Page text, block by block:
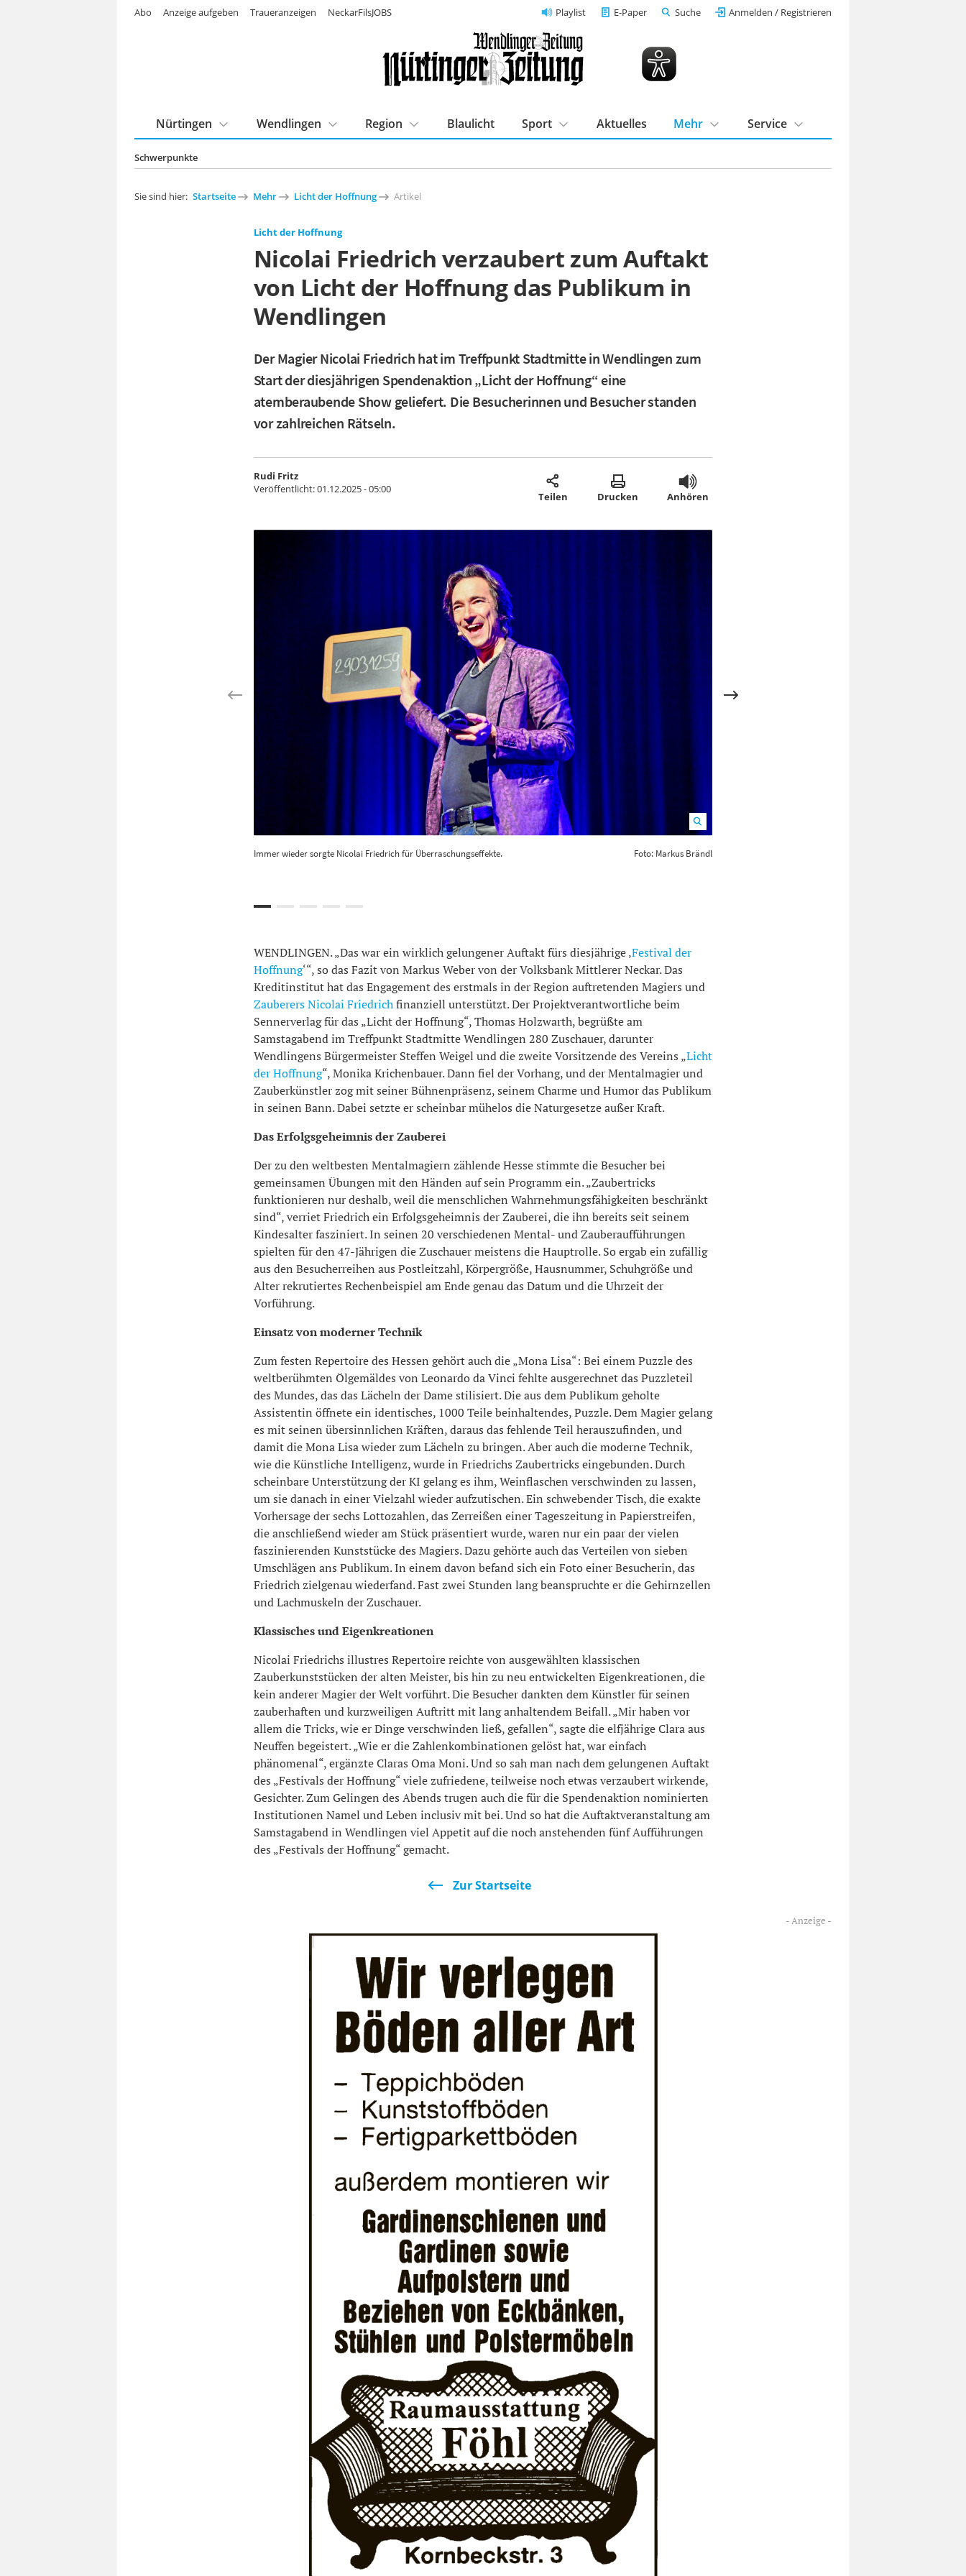
Playlist E-Paper Suche Anmelden / Registrieren
Schwerpunkte
Nürtingen Wendlingen Region Blaulicht Sport Aktuelles Mehr Service
Abo Anzeige aufgeben Traueranzeigen NeckarFilsJOBS
Sie sind hier: Startseite Mehr Licht der Hoffnung Artikel
Licht der Hoffnung
Nicolai Friedrich verzaubert zum Auftakt
von Licht der Hoffnung das Publikum in
Wendlingen
Der Magier Nicolai Friedrich hat im Treffpunkt Stadtmitte in Wendlingen zum
Start der diesjährigen Spendenaktion „Licht der Hoffnung“ eine
atemberaubende Show geliefert. Die Besucherinnen und Besucher standen
vor zahlreichen Rätseln.
Rudi Fritz
Veröffentlicht:01.12.2025 - 05:00
Teilen Drucken Anhören
Immer wieder sorgte Nicolai Friedrich für Überraschungseffekte. Foto: Markus Brändl
WENDLINGEN. „Das war ein wirklich gelungener Auftakt fürs diesjährige ‚Festival der
Hoffnung‘“, so das Fazit von Markus Weber von der Volksbank Mittlerer Neckar. Das
Kreditinstitut hat das Engagement des erstmals in der Region auftretenden Magiers und
Zauberers Nicolai Friedrichfinanziell unterstützt. Der Projektverantwortliche beim
Sennerverlag für das „Licht der Hoffnung“, Thomas Holzwarth, begrüßte am
Samstagabend im Treffpunkt Stadtmitte Wendlingen 280 Zuschauer, darunter
Wendlingens Bürgermeister Steffen Weigel und die zweite Vorsitzende des Vereins „Licht
der Hoffnung“, Monika Krichenbauer. Dann fiel der Vorhang, und der Mentalmagier und
Zauberkünstler zog mit seiner Bühnenpräsenz, seinem Charme und Humor das Publikum
in seinen Bann. Dabei setzte er scheinbar mühelos die Naturgesetze außer Kraft.
Das Erfolgsgeheimnis der Zauberei
Der zu den weltbesten Mentalmagiern zählende Hesse stimmte die Besucher bei
gemeinsamen Übungen mit den Händen auf sein Programm ein. „Zaubertricks
funktionieren nur deshalb, weil die menschlichen Wahrnehmungsfähigkeiten beschränkt
sind“, verriet Friedrich ein Erfolgsgeheimnis der Zauberei, die ihn bereits seit seinem
Kindesalter fasziniert. In seinen 20 verschiedenen Mental- und Zauberaufführungen
spielten für den 47-Jährigen die Zuschauer meistens die Hauptrolle. So ergab ein zufällig
aus den Besucherreihen aus Postleitzahl, Körpergröße, Hausnummer, Schuhgröße und
Alter rekrutiertes Rechenbeispiel am Ende genau das Datum und die Uhrzeit der
Vorführung.
Einsatz von moderner Technik
Zum festen Repertoire des Hessen gehört auch die „Mona Lisa“: Bei einem Puzzle des
weltberühmten Ölgemäldes von Leonardo da Vinci fehlte ausgerechnet das Puzzleteil
des Mundes, das das Lächeln der Dame stilisiert. Die aus dem Publikum geholte
Assistentin öffnete ein identisches, 1000 Teile beinhaltendes, Puzzle. Dem Magier gelang
es mit seinen übersinnlichen Kräften, daraus das fehlende Teil herauszufinden, und
damit die Mona Lisa wieder zum Lächeln zu bringen. Aber auch die moderne Technik,
wie die Künstliche Intelligenz, wurde in Friedrichs Zaubertricks eingebunden. Durch
scheinbare Unterstützung der KI gelang es ihm, Weinflaschen verschwinden zu lassen,
um sie danach in einer Vielzahl wieder aufzutischen. Ein schwebender Tisch, die exakte
Vorhersage der sechs Lottozahlen, das Zerreißen einer Tageszeitung in Papierstreifen,
die anschließend wieder am Stück präsentiert wurde, waren nur ein paar der vielen
faszinierenden Kunststücke des Magiers. Dazu gehörte auch das Verteilen von sieben
Umschlägen ans Publikum. In einem davon befand sich ein Foto einer Besucherin, das
Friedrich zielgenau wiederfand. Fast zwei Stunden lang beanspruchte er die Gehirnzellen
und Lachmuskeln der Zuschauer.
Klassisches und Eigenkreationen
Nicolai Friedrichs illustres Repertoire reichte von ausgewählten klassischen
Zauberkunststücken der alten Meister, bis hin zu neu entwickelten Eigenkreationen, die
kein anderer Magier der Welt vorführt. Die Besucher dankten dem Künstler für seinen
zauberhaften und kurzweiligen Auftritt mit lang anhaltendem Beifall. „Mir haben vor
allem die Tricks, wie er Dinge verschwinden ließ, gefallen“, sagte die elfjährige Clara aus
Neuffen begeistert. „Wie er die Zahlenkombinationen gelöst hat, war einfach
phänomenal“, ergänzte Claras Oma Moni. Und so sah man nach dem gelungenen Auftakt
des „Festivals der Hoffnung“ viele zufriedene, teilweise noch etwas verzaubert wirkende,
Gesichter. Zum Gelingen des Abends trugen auch die für die Spendenaktion nominierten
Institutionen Namel und Leben inclusiv mit bei. Und so hat die Auftaktveranstaltung am
Samstagabend in Wendlingen viel Appetit auf die noch anstehenden fünf Aufführungen
des „Festivals der Hoffnung“ gemacht.
Zur Startseite